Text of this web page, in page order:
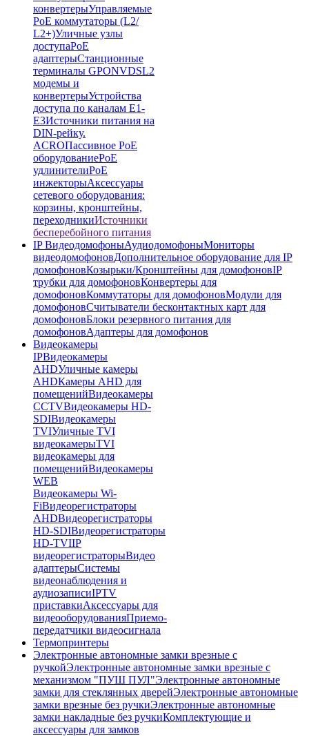
конвертерыУправляемые
PoE коммутаторы (L2/
L2+)Уличные узлы
доступаPoE
адаптерыСтанционные
терминалы GPONVDSL2
модемы и
конвертерыУстройства
доступа по каналам E1-
E3Источники питания на
DIN-рейку.
ACROПассивное PoE
оборудованиеPoE
удлинителиPoE
инжекторыАксессуары
сетевого оборудования:
корзины, кронштейны,
переходникиИсточники
бесперебойного питания
IP ВидеодомофоныАудиодомофоныМониторы
видеодомофоновДополнительное оборудование для IP
домофоновКозырьки/Кронштейны для домофоновIP
трубки для домофоновКонвертеры для
домофоновКоммутаторы для домофоновМодули для
домофоновСчитыватели бесконтактных карт для
домофоновБлоки резервного питания для
домофоновАдаптеры для домофонов
Видеокамеры
IPВидеокамеры
AHDУличные камеры
AHDКамеры AHD для
помещенийВидеокамеры
CCTVВидеокамеры HD-
SDIВидеокамеры
TVIУличные TVI
видеокамерыTVI
видеокамеры для
помещенийВидеокамеры
WEB
Видеокамеры Wi-
FiВидеорегистраторы
AHDВидеорегистраторы
HD-SDIВидеорегистраторы
HD-TVIIP
видеорегистраторыВидео
адаптерыСистемы
видеонаблюдения и
аудиозаписиIPTV
приставкиАксессуары для
видеооборудованияПриемо-
передатчики видеосигнала
Термопринтеры
Электронные автономные замки врезные с
ручкойЭлектронные автономные замки врезные с
механизмом "ПУШ ПУЛ"Электронные автономные
замки для стеклянных дверейЭлектронные автономные
замки врезные без ручкиЭлектронные автономные
замки накладные без ручкиКомплектующие и
аксессуары для замков